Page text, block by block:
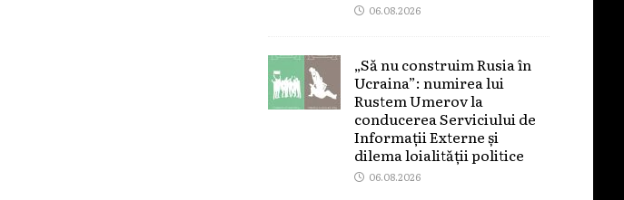
06.08.2026
„Să nu construim Rusia în
Ucraina”: numirea lui
Rustem Umerov la
conducerea Serviciului de
Informații Externe și
dilema loialității politice
06.08.2026